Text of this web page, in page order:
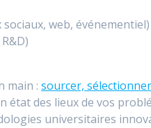
sociaux, web, événementiel)
main :sourcer,
état des lieux de vos
universitaires